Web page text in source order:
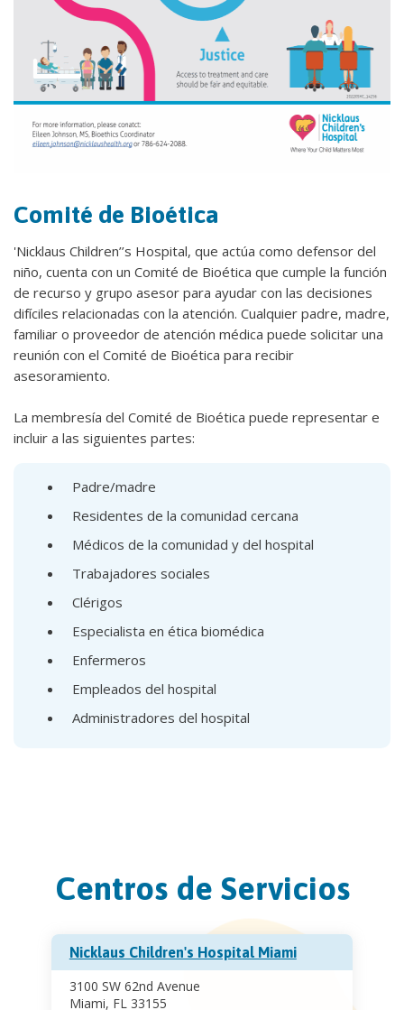
Comité de Bioética
'Nicklaus Children’’s Hospital, que actúa como defensor del
niño, cuenta con un Comité de Bioética que cumple la función
de recurso y grupo asesor para ayudar con las decisiones
difíciles relacionadas con la atención. Cualquier padre, madre,
familiar o proveedor de atención médica puede solicitar una
reunión con el Comité de Bioética para recibir
asesoramiento.
La membresía del Comité de Bioética puede representar e
incluir a las siguientes partes:
Padre/madre
Residentes de la comunidad cercana
Médicos de la comunidad y del hospital
Trabajadores sociales
Clérigos
Especialista en ética biomédica
Enfermeros
Empleados del hospital
Administradores del hospital
Centros de Servicios
Nicklaus Children's Hospital Miami
3100 SW 62nd Avenue
Miami, FL 33155